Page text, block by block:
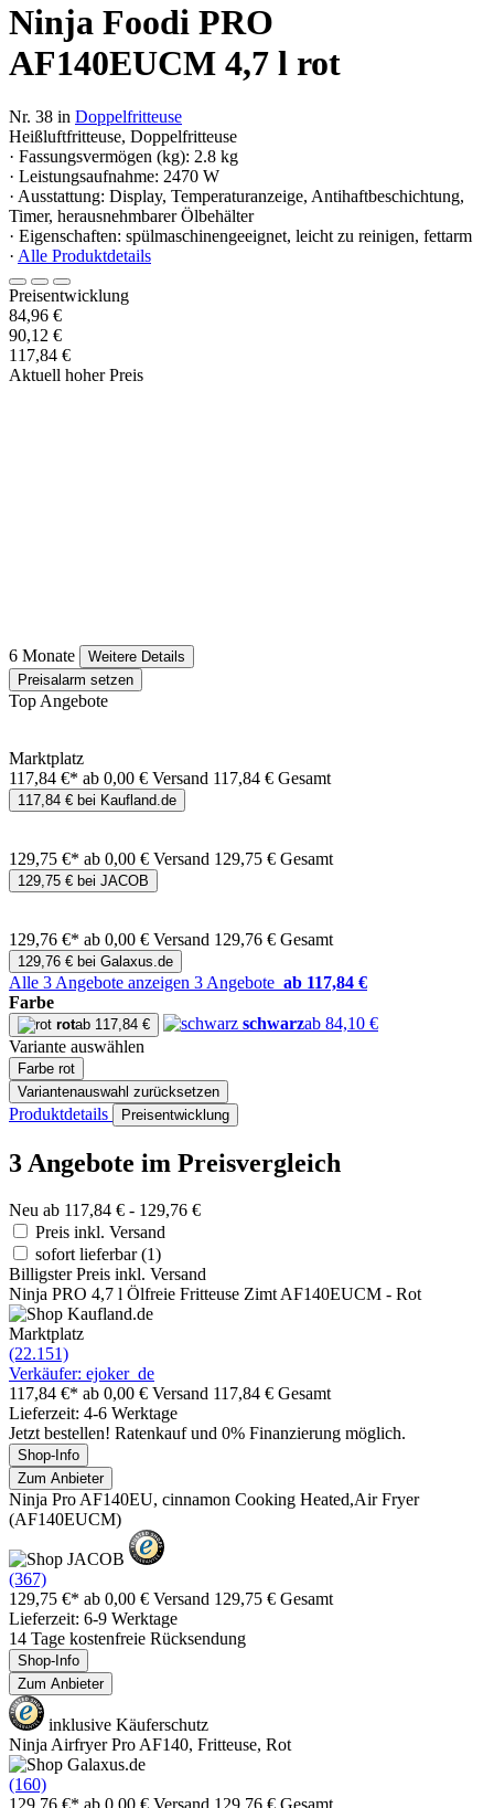
Ninja Foodi PRO
AF140EUCM 4,7 l rot
Nr. 38 in Doppelfritteuse
Heißluftfritteuse, Doppelfritteuse
· Fassungsvermögen (kg): 2.8 kg
· Leistungsaufnahme: 2470 W
· Ausstattung: Display, Temperaturanzeige, Antihaftbeschichtung,
Timer, herausnehmbarer Ölbehälter
· Eigenschaften: spülmaschinengeeignet, leicht zu reinigen, fettarm
· Alle Produktdetails
Preisentwicklung
84,96 €
90,12 €
117,84 €
Aktuell hoher Preis
6 Monate
Weitere Details
Preisalarm setzen
Top Angebote
Marktplatz
117,84 €* ab 0,00 € Versand 117,84 € Gesamt
117,84 € bei Kaufland.de
129,75 €* ab 0,00 € Versand 129,75 € Gesamt
129,75 € bei JACOB
129,76 €* ab 0,00 € Versand 129,76 € Gesamt
129,76 € bei Galaxus.de
Alle 3 Angebote anzeigen 3 Angebote ab 117,84 €
Farbe
rotab 117,84 € schwarzab 84,10 €
Variante auswählen
Farbe rot
Variantenauswahl zurücksetzen
Produktdetails Preisentwicklung
3 Angebote im Preisvergleich
Neu ab 117,84 € - 129,76 €
Preis inkl. Versand
sofort lieferbar(1)
Billigster Preis inkl. Versand
Ninja PRO 4,7 l Ölfreie Fritteuse Zimt AF140EUCM - Rot
Marktplatz
(22.151)
Verkäufer: ejoker_de
117,84 €* ab 0,00 € Versand 117,84 € Gesamt
Lieferzeit: 4-6 Werktage
Jetzt bestellen! Ratenkauf und 0% Finanzierung möglich.
Shop-Info
Zum Anbieter
Ninja Pro AF140EU, cinnamon Cooking Heated,Air Fryer
(AF140EUCM)
(367)
129,75 €* ab 0,00 € Versand 129,75 € Gesamt
Lieferzeit: 6-9 Werktage
14 Tage kostenfreie Rücksendung
Shop-Info
Zum Anbieter
inklusive Käuferschutz
Ninja Airfryer Pro AF140, Fritteuse, Rot
(160)
129,76 €* ab 0,00 € Versand 129,76 € Gesamt